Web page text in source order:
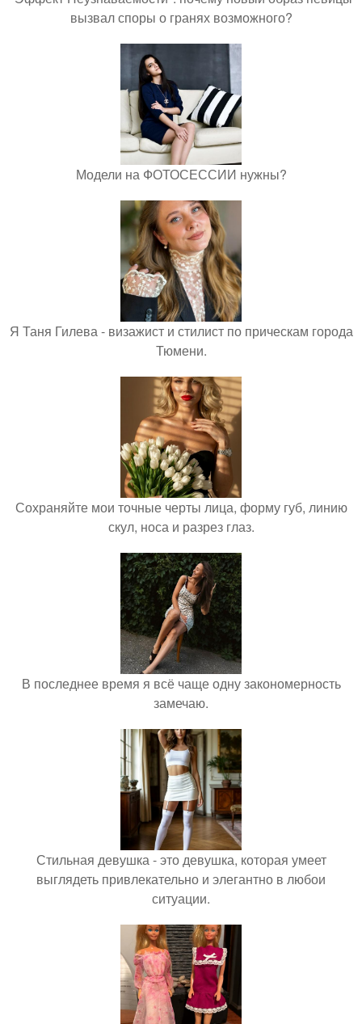
вызвал споры о гранях возможного?
Модели на ФОТОСЕССИИ нужны?
Я Таня Гилева - визажист и стилист по прическам города
Тюмени.
Сохраняйте мои точные черты лица, форму губ, линию
скул, носа и разрез глаз.
В последнее время я всё чаще одну закономерность
замечаю.
Стильная девушка - это девушка, которая умеет
выглядеть привлекательно и элегантно в любои
ситуации.